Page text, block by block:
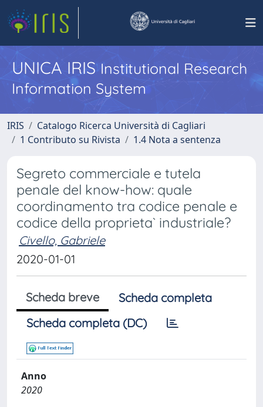
UNICA IRISInstitutional Research
Information System
IRIS
Catalogo Ricerca Università di Cagliari
1 Contributo su Rivista
1.4 Nota a sentenza
Segreto commerciale e tutela
penale del know-how: quale
coordinamento tra codice penale e
codice della proprieta` industriale?
Civello, Gabriele
2020-01-01
Scheda breve
Scheda completa
Scheda completa (DC)
Anno
2020